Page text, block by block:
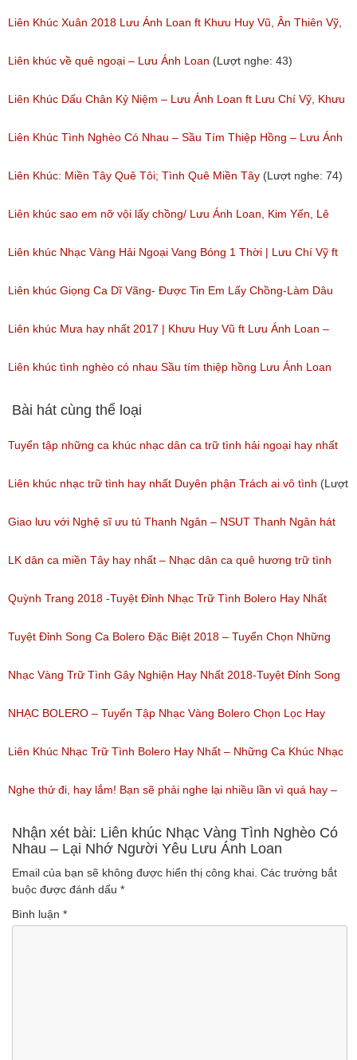
Liên Khúc Xuân 2018 Lưu Ánh Loan ft Khưu Huy Vũ, Ân Thiên Vỹ,
Lưu Chí Vỹ
(Lượt nghe: 410)
Liên khúc về quê ngoại – Lưu Ánh Loan (Lượt nghe: 43)
Liên Khúc Dấu Chân Kỷ Niệm – Lưu Ánh Loan ft Lưu Chí Vỹ, Khưu
Huy Vũ, Lê Sang
(Lượt nghe: 39)
Liên Khúc Tình Nghèo Có Nhau – Sầu Tím Thiệp Hồng – Lưu Ánh
Loan ft Nhiều Ca Sỹ
(Lượt nghe: 38)
Liên Khúc: Miền Tây Quê Tôi; Tình Quê Miền Tây (Lượt nghe: 74)
Liên khúc sao em nỡ vội lấy chồng/ Lưu Ánh Loan, Kim Yến, Lê
Như, Hồng Phượng, Yến Ngọc
(Lượt nghe: 112)
Liên khúc Nhạc Vàng Hải Ngoại Vang Bóng 1 Thời | Lưu Chí Vỹ ft
Lưu Ánh Loan, Lê Như, Diễm Thùy, Quỳnh Trang
(Lượt nghe: 215)
Liên khúc Giọng Ca Dĩ Vãng- Được Tin Em Lấy Chồng-Làm Dâu
Xứ Lạ – Lưu Ánh Loan Ft Lâm Vũ
(Lượt nghe: 62)
Liên khúc Mưa hay nhất 2017 | Khưu Huy Vũ ft Lưu Ánh Loan –
Hồng quyên
(Lượt nghe: 76)
Liên khúc tình nghèo có nhau Sầu tím thiệp hồng Lưu Ánh Loan
(Lượt nghe: 61)
Bài hát cùng thể loại
Tuyển tập những ca khúc nhạc dân ca trữ tình hải ngoại hay nhất
(Lượt nghe: 277)
Liên khúc nhạc trữ tình hay nhất Duyên phận Trách ai vô tình (Lượt
nghe: 193)
Giao lưu với Nghệ sĩ ưu tú Thanh Ngân – NSUT Thanh Ngân hát
Bolero
(Lượt nghe: 80)
LK dân ca miền Tây hay nhất – Nhạc dân ca quê hương trữ tình
miền tây hay nhất
(Lượt nghe: 184)
Quỳnh Trang 2018 -Tuyệt Đỉnh Nhạc Trữ Tình Bolero Hay Nhất
Của Quỳnh Trang 2018
(Lượt nghe: 155)
Tuyệt Đỉnh Song Ca Bolero Đặc Biệt 2018 – Tuyển Chọn Những
Bài Hát Song Ca Nhạc Vàng Bolero Hay Nhất
(Lượt nghe: 218)
Nhạc Vàng Trữ Tình Gây Nghiện Hay Nhất 2018-Tuyệt Đỉnh Song
Ca Thiên Quang Quỳnh Trang Ngọt Ngào
(Lượt nghe: 219)
NHẠC BOLERO – Tuyển Tập Nhạc Vàng Bolero Chọn Lọc Hay
Nhất / Tuyệt Đỉnh Bolero
(Lượt nghe: 99)
Liên Khúc Nhạc Trữ Tình Bolero Hay Nhất – Những Ca Khúc Nhạc
Vàng Trữ Tình Hay Nhất 2018
(Lượt nghe: 75)
Nghe thử đi, hay lắm! Bạn sẽ phải nghe lại nhiều lần vì quá hay –
Nhạc miền Tây đặc sắc
(Lượt nghe: 46)
Nhận xét bài: Liên khúc Nhạc Vàng Tình Nghèo Có
Nhau – Lại Nhớ Người Yêu Lưu Ánh Loan
Email của bạn sẽ không được hiển thị công khai. Các trường bắt
buộc được đánh dấu *
Bình luận *